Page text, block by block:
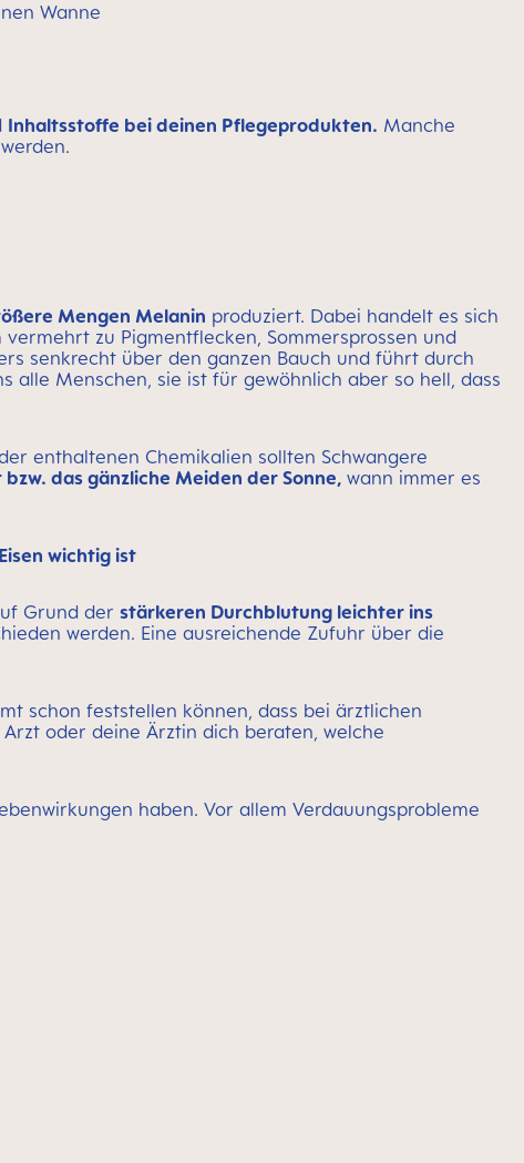
Wanne
Inhaltsstoffe bei deinen Pflegeprodukten. Manche
Mengen Melanin produziert. Dabei handelt es sich
zu Pigmentflecken, Sommersprossen und
senkrecht über den ganzen Bauch und führt durch
alle Menschen, sie ist für gewöhnlich aber so hell, dass
enthaltenen Chemikalien sollten Schwangere
das gänzliche Meiden der Sonne, wann immer es
wichtig ist
Grund der stärkeren Durchblutung leichter ins
werden. Eine ausreichende Zufuhr über die
schon feststellen können, dass bei ärztlichen
oder deine Ärztin dich beraten, welche
haben. Vor allem Verdauungsprobleme